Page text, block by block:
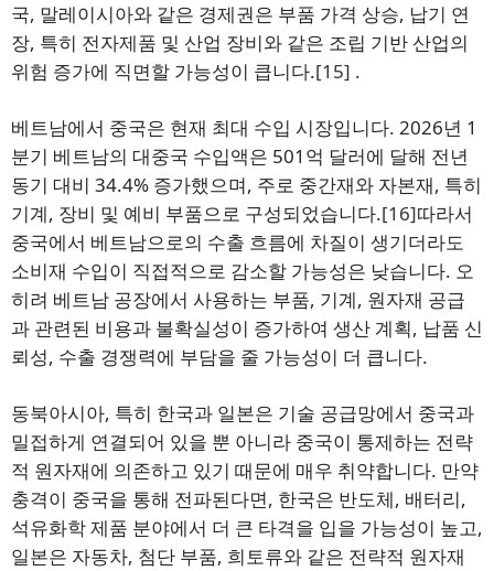
국, 말레이시아와 같은 경제권은 부품 가격 상승, 납기 연
장, 특히 전자제품 및 산업 장비와 같은 조립 기반 산업의
위험 증가에 직면할 가능성이 큽니다.[15] .
베트남에서 중국은 현재 최대 수입 시장입니다. 2026년 1
분기 베트남의 대중국 수입액은 501억 달러에 달해 전년
동기 대비 34.4% 증가했으며, 주로 중간재와 자본재, 특히
기계, 장비 및 예비 부품으로 구성되었습니다.[16]따라서
중국에서 베트남으로의 수출 흐름에 차질이 생기더라도
소비재 수입이 직접적으로 감소할 가능성은 낮습니다. 오
히려 베트남 공장에서 사용하는 부품, 기계, 원자재 공급
과 관련된 비용과 불확실성이 증가하여 생산 계획, 납품 신
뢰성, 수출 경쟁력에 부담을 줄 가능성이 더 큽니다.
동북아시아, 특히 한국과 일본은 기술 공급망에서 중국과
밀접하게 연결되어 있을 뿐 아니라 중국이 통제하는 전략
적 원자재에 의존하고 있기 때문에 매우 취약합니다. 만약
충격이 중국을 통해 전파된다면, 한국은 반도체, 배터리,
석유화학 제품 분야에서 더 큰 타격을 입을 가능성이 높고,
일본은 자동차, 첨단 부품, 희토류와 같은 전략적 원자재